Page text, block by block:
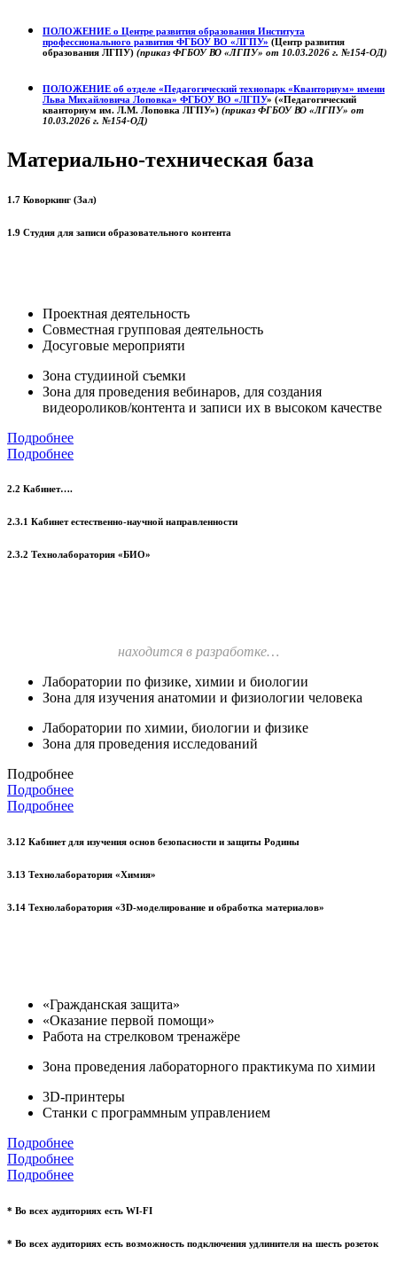
ПОЛОЖЕНИЕ о Центре развития образования Института
профессионального развития ФГБОУ ВО «ЛГПУ» (Центр развития
образования ЛГПУ) (приказ ФГБОУ ВО «ЛГПУ» от 10.03.2026 г. №154-ОД)
ПОЛОЖЕНИЕ об отделе «Педагогический технопарк «Кванториум» имени
Льва Михайловича Лоповка» ФГБОУ ВО «ЛГПУ» («Педагогический
кванториум им. Л.М. Лоповка ЛГПУ») (приказ ФГБОУ ВО «ЛГПУ» от
10.03.2026 г. №154-ОД)
Материально-техническая база
1.7 Коворкинг (Зал)
1.9 Студия для записи образовательного контента
Проектная деятельность
Совместная групповая деятельность
Досуговые мероприяти
Зона студииной съемки
Зона для проведения вебинаров, для создания
видеороликов/контента и записи их в высоком качестве
Подробнее
Подробнее
2.2 Кабинет….
2.3.1 Кабинет естественно-научной направленности
2.3.2 Технолаборатория «БИО»
находится в разработке…
Лаборатории по физике, химии и биологии
Зона для изучения анатомии и физиологии человека
Лаборатории по химии, биологии и физике
Зона для проведения исследований
Подробнее
Подробнее
Подробнее
3.12 Кабинет для изучения основ безопасности и защиты Родины
3.13 Технолаборатория «Химия»
3.14 Технолаборатория «3D-моделирование и обработка материалов»
«Гражданская защита»
«Оказание первой помощи»
Работа на стрелковом тренажёре
Зона проведения лабораторного практикума по химии
3D-принтеры
Станки с программным управлением
Подробнее
Подробнее
Подробнее
* Во всех аудиториях есть WI-FI
* Во всех аудиториях есть возможность подключения удлинителя на шесть розеток